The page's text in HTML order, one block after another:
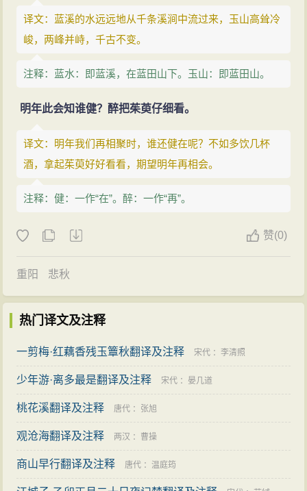
译文：蓝溪的水远远地从千条溪涧中流过来，玉山高耸冷
峻，两峰并峙，千古不变。
注释：蓝水：即蓝溪，在蓝田山下。玉山：即蓝田山。
明年此会知谁健？醉把茱萸仔细看。
译文：明年我们再相聚时，谁还健在呢？不如多饮几杯
酒，拿起茱萸好好看看，期望明年再相会。
注释：健：一作“在”。醉：一作“再”。
赞(0)
重阳 悲秋
热门译文及注释
一剪梅·红藕香残玉簟秋翻译及注释 宋代 ：李清照
少年游·离多最是翻译及注释 宋代 ： 晏几道
桃花溪翻译及注释 唐代 ： 张旭
观沧海翻译及注释 两汉 ： 曹操
商山早行翻译及注释 唐代 ：温庭筠